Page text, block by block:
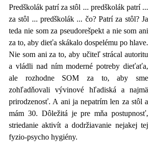
Predškolák patrí za stôl ... predškolák patrí ...
za stôl ... predškolák ... čo? Patrí za stôl? Ja
teda nie som za pseudorešpekt a nie som ani
za to, aby dieťa skákalo dospelému po hlave.
Nie som ani za to, aby učiteľ strácal autoritu
a vládli nad ním moderné potreby dieťaťa,
ale rozhodne SOM za to, aby sme
zohľadňovali vývinové hľadiská a najmä
prirodzenosť. A ani ja nepatrím len za stôl a
mám 30. Dôležitá je pre mňa postupnosť,
striedanie aktivít a dodržiavanie nejakej tej
fyzio-psycho hygiény.